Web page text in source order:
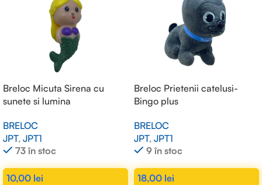
Breloc Micuta Sirena cu
sunete si lumina
BRELOC
JPT, JPT1
73 în stoc
10,00 lei
Breloc Prietenii catelusi-
Bingo plus
BRELOC
JPT, JPT1
9 în stoc
18,00 lei